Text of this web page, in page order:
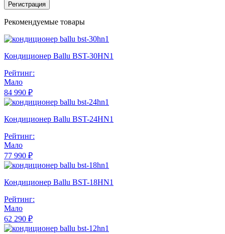
Регистрация
Рекомендуемые товары
Кондиционер Ballu BST-30HN1
Рейтинг:
Мало
84 990 ₽
Кондиционер Ballu BST-24HN1
Рейтинг:
Мало
77 990 ₽
Кондиционер Ballu BST-18HN1
Рейтинг:
Мало
62 290 ₽